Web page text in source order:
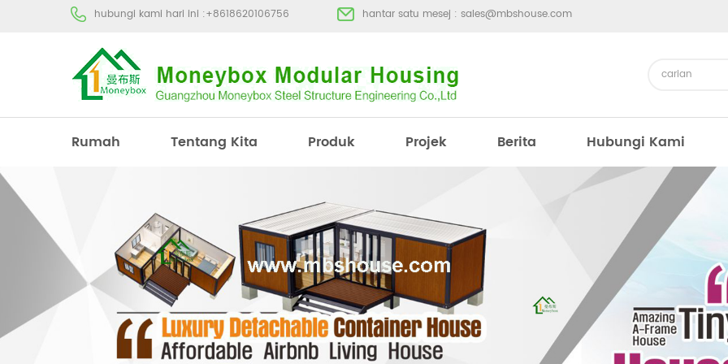
hubungi kami hari ini :+8618620106756 hantar satu mesej : sales@mbshouse.com
Rumah Tentang Kita Produk Projek Berita Hubungi Kami